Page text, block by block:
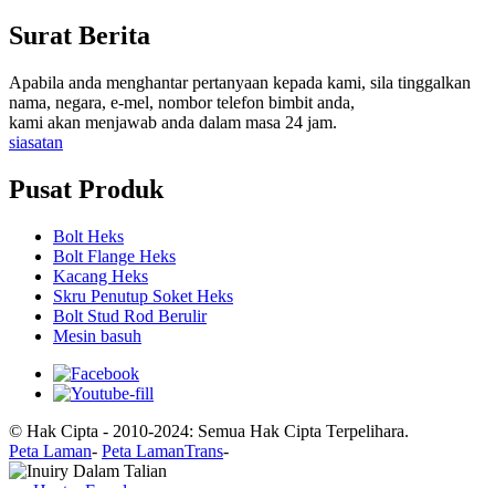
Surat Berita
Apabila anda menghantar pertanyaan kepada kami, sila tinggalkan
nama, negara, e-mel, nombor telefon bimbit anda,
kami akan menjawab anda dalam masa 24 jam.
siasatan
Pusat Produk
Bolt Heks
Bolt Flange Heks
Kacang Heks
Skru Penutup Soket Heks
Bolt Stud Rod Berulir
Mesin basuh
© Hak Cipta - 2010-2024: Semua Hak Cipta Terpelihara.
Peta Laman- Peta LamanTrans-